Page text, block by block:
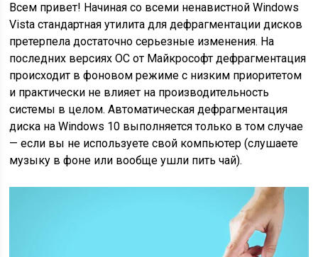
Всем привет! Начиная со всеми ненавистной Windows
Vista стандартная утилита для дефрагментации дисков
претерпела достаточно серьезные изменения. На
последних версиях ОС от Майкрософт дефрагментация
происходит в фоновом режиме с низким приоритетом
и практически не влияет на производительность
системы в целом. Автоматическая дефрагментация
диска на Windows 10 выполняется только в том случае
— если вы не используете свой компьютер (слушаете
музыку в фоне или вообще ушли пить чай).